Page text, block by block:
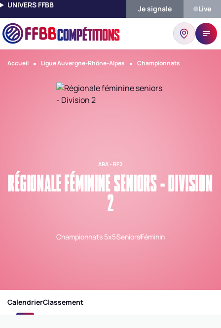
UNIVERS FFBB Je signale Live
COMPÉTITIONS
Accueil Ligue Auvergne-Rhône-Alpes Championnats
ARA - RF2
RÉGIONALE FÉMININE SENIORS - DIVISION
2
Championnats 5x5SeniorsFéminin
CalendrierClassement